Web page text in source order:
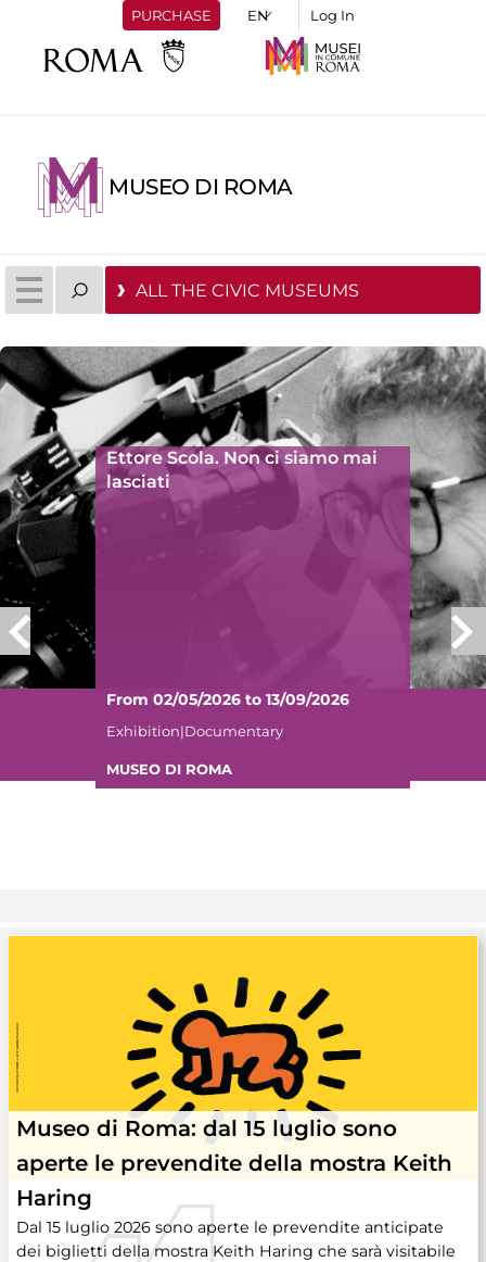
PURCHASE Log In
MUSEO DI ROMA
ALL THE CIVIC MUSEUMS
Ettore Scola. Non ci siamo mai
lasciati
From 02/05/2026 to 13/09/2026
Exhibition|Documentary
MUSEO DI ROMA
Museo di Roma: dal 15 luglio sono
aperte le prevendite della mostra Keith
Haring
Dal 15 luglio 2026 sono aperte le prevendite anticipate
dei biglietti della mostra Keith Haring che sarà visitabile